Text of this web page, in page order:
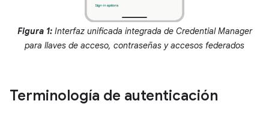
Figura 1: Interfaz unificada integrada de Credential Manager
para llaves de acceso, contraseñas y accesos federados
Terminología de autenticación